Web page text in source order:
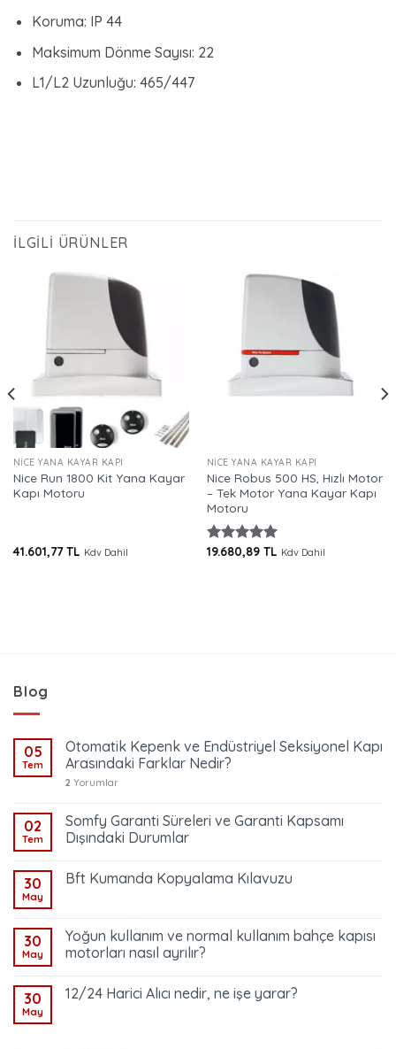
Koruma: IP 44
Maksimum Dönme Sayısı: 22
L1/L2 Uzunluğu: 465/447
İLGILI ÜRÜNLER
NICE YANA KAYAR KAPI
Nice Run 1800 Kit Yana Kayar
Kapı Motoru
41.601,77TL Kdv Dahil
NICE YANA KAYAR KAPI
Nice Robus 500 HS, Hızlı Motor
– Tek Motor Yana Kayar Kapı
Motoru
5 üzerinden
19.680,89 TL Kdv Dahil
Blog
05
Tem
Otomatik Kepenk ve Endüstriyel Seksiyonel Kapı
Arasındaki Farklar Nedir?
2 Yorumlar
02
Tem
Somfy Garanti Süreleri ve Garanti Kapsamı
Dışındaki Durumlar
30
May
Bft Kumanda Kopyalama Kılavuzu
30
May
Yoğun kullanım ve normal kullanım bahçe kapısı
motorları nasıl ayrılır?
30
May
12/24 Harici Alıcı nedir, ne işe yarar?